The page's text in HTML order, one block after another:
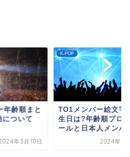
年齢順まと
について
年3月10日
K-POP
TO1メンバー絵文字
生日は?年齢順プロ
ールと日本人メンバ
2024年3